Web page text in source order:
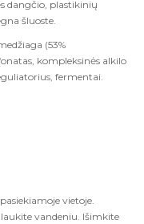
dangčio, plastikinių
šluoste.
(53%
kompleksinės alkilo
fermentai.
vietoje.
vandeniu. Išimkite